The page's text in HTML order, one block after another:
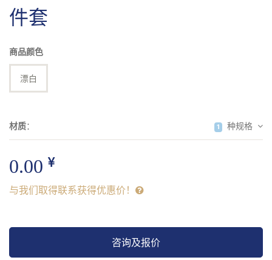
件套
商品颜色
漂白
材质： 1 种规格
0.00
与我们取得联系获得优惠价！
咨询及报价